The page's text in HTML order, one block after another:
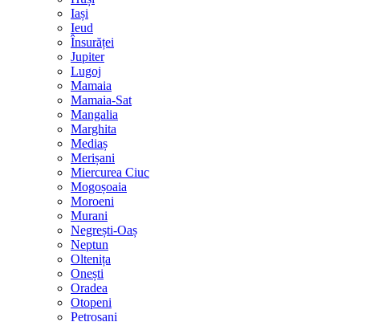
Iași
Ieud
Însurăței
Jupiter
Lugoj
Mamaia
Mamaia-Sat
Mangalia
Marghita
Mediaș
Merișani
Miercurea Ciuc
Mogoșoaia
Moroeni
Murani
Negrești-Oaș
Neptun
Oltenița
Onești
Oradea
Otopeni
Petroșani